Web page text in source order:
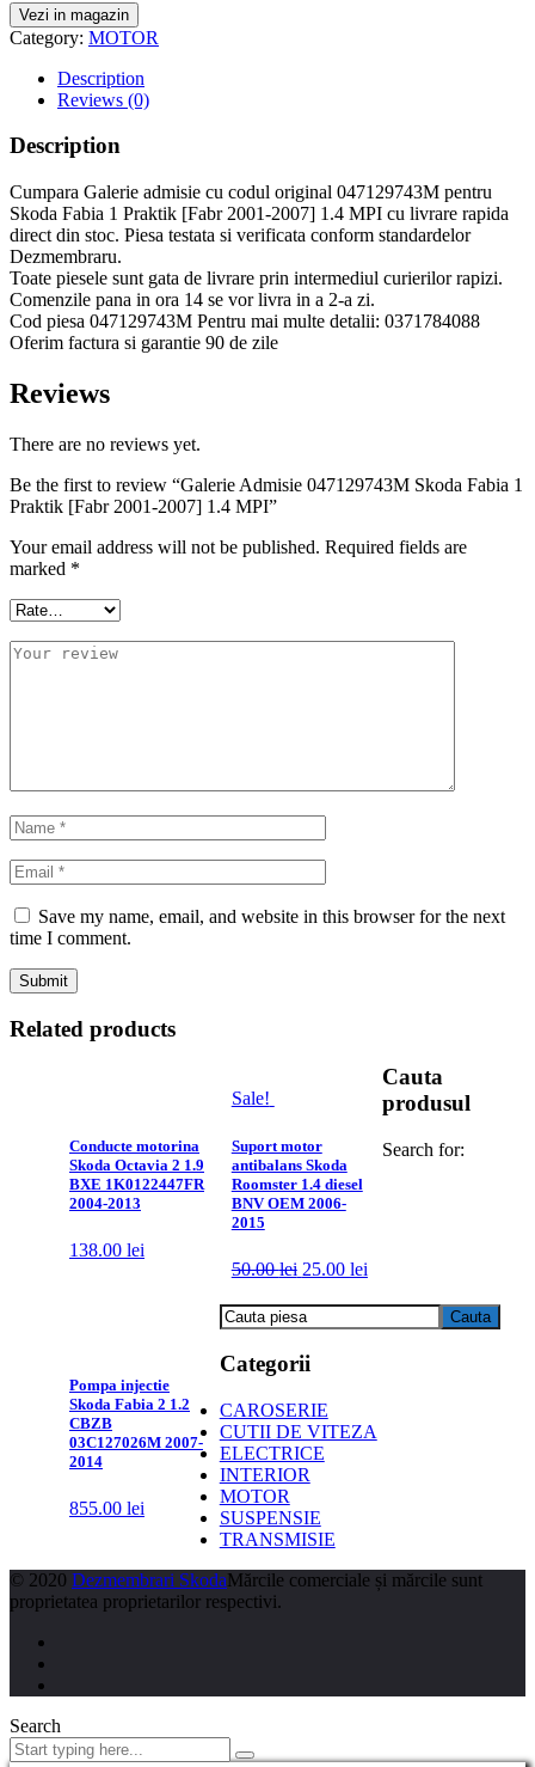
Vezi in magazin
Category: MOTOR
Description
Reviews (0)
Description
Cumpara Galerie admisie cu codul original 047129743M pentru
Skoda Fabia 1 Praktik [Fabr 2001-2007] 1.4 MPI cu livrare rapida
direct din stoc. Piesa testata si verificata conform standardelor
Dezmembraru.
Toate piesele sunt gata de livrare prin intermediul curierilor rapizi.
Comenzile pana in ora 14 se vor livra in a 2-a zi.
Cod piesa 047129743M Pentru mai multe detalii: 0371784088
Oferim factura si garantie 90 de zile
Reviews
There are no reviews yet.
Be the first to review “Galerie Admisie 047129743M Skoda Fabia 1
Praktik [Fabr 2001-2007] 1.4 MPI”
Your email address will not be published. Required fields are
marked *
Save my name, email, and website in this browser for the next
time I comment.
Related products
Conducte motorina
Skoda Octavia 2 1.9
BXE 1K0122447FR
2004-2013
138.00 lei
Sale!
Suport motor
antibalans Skoda
Roomster 1.4 diesel
BNV OEM 2006-
2015
50.00lei 25.00 lei
Pompa injectie
Skoda Fabia 2 1.2
CBZB
03C127026M 2007-
2014
855.00 lei
Cauta
produsul
Search for:
Categorii
CAROSERIE
CUTII DE VITEZA
ELECTRICE
INTERIOR
MOTOR
SUSPENSIE
TRANSMISIE
© 2020 Dezmembrari SkodaMărcile comerciale și mărcile sunt
proprietatea proprietarilor respectivi.
Search